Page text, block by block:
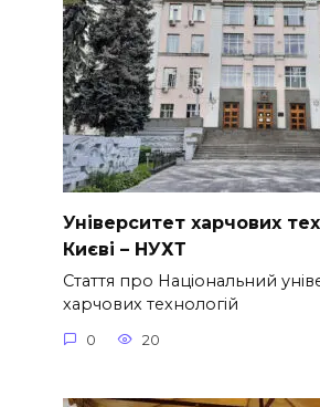
Університет харчових
Києві – НУХТ
Стаття про Національний
харчових технологій
0 20